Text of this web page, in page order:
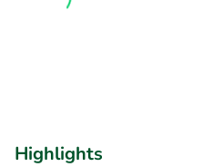
Highlights